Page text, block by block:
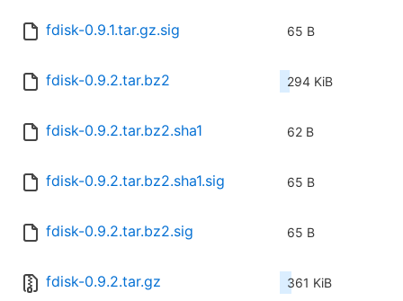
fdisk-0.9.1.tar.gz.sig 65 B
fdisk-0.9.2.tar.bz2 294 KiB
fdisk-0.9.2.tar.bz2.sha1 62 B
fdisk-0.9.2.tar.bz2.sha1.sig 65 B
fdisk-0.9.2.tar.bz2.sig 65 B
fdisk-0.9.2.tar.gz 361 KiB